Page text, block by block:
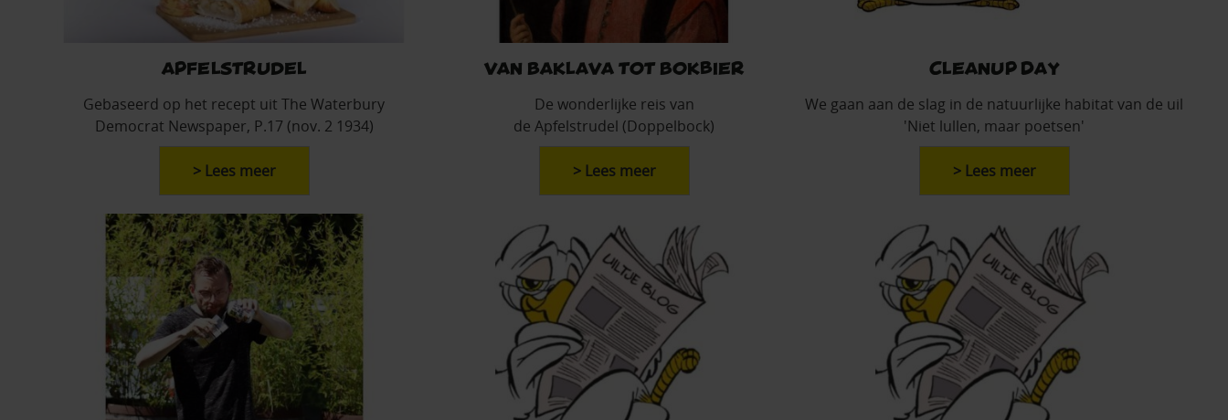
apfelstrudel
Gebaseerd op het recept uit The Waterbury
Democrat Newspaper, P.17 (nov. 2 1934)
> Lees meer
Van Baklava tot Bokbier
De wonderlijke reis van
de Apfelstrudel (Doppelbock)
> Lees meer
Cleanup Day
We gaan aan de slag in de natuurlijke habitat van de uil
'Niet lullen, maar poetsen'
> Lees meer